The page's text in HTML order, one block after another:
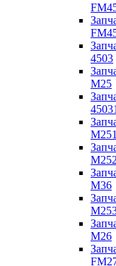
4503
M25
45031
M251
M252
M36
M26